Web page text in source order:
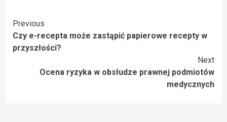
Continue
Reading
Previous
Czy e-recepta może zastąpić papierowe recepty w
przyszłości?
Next
Ocena ryzyka w obsłudze prawnej podmiotów
medycznych